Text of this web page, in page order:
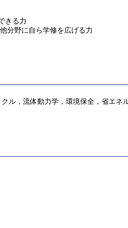
きる力
分野に自ら学修を広げる力
ル，流体動力学，環境保全，省エネ